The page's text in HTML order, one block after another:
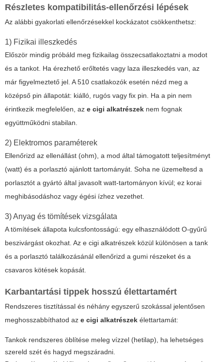
Részletes kompatibilitás-ellenőrzési lépések
Az alábbi gyakorlati ellenőrzésekkel kockázatot csökkenthetsz:
1) Fizikai illeszkedés
Először mindig próbáld meg fizikailag összecsatlakoztatni a modot
és a tankot. Ha érezhető erőltetés vagy laza illeszkedés van, az
már figyelmeztető jel. A 510 csatlakozók esetén nézd meg a
középső pin állapotát: kiálló, rugós vagy fix pin. Ha a pin nem
érintkezik megfelelően, az e cigi alkatrészek nem fognak
együttműködni stabilan.
2) Elektromos paraméterek
Ellenőrizd az ellenállást (ohm), a mod által támogatott teljesítményt
(watt) és a porlasztó ajánlott tartományát. Soha ne üzemeltesd a
porlasztót a gyártó által javasolt watt-tartományon kívül; ez korai
meghibásodáshoz vagy égési ízhez vezethet.
3) Anyag és tömítések vizsgálata
A tömítések állapota kulcsfontosságú: egy elhasználódott O-gyűrű
beszivárgást okozhat. Az e cigi alkatrészek közül különösen a tank
és a porlasztó találkozásánál ellenőrizd a gumi részeket és a
csavaros kötések kopását.
Karbantartási tippek hosszú élettartamért
Rendszeres tisztítással és néhány egyszerű szokással jelentősen
meghosszabbíthatod az e cigi alkatrészek élettartamát:
Tankok rendszeres öblítése meleg vízzel (hetilap), ha lehetséges
szereld szét és hagyd megszáradni.